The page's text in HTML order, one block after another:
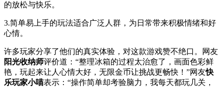
的放松与快乐。
3.简单易上手的玩法适合广泛人群，为日常带来积极情绪和好
心情。
许多玩家分享了他们的真实体验，对这款游戏赞不绝口。网友
阳光收纳师评价道：“整理冰箱的过程太治愈了，画面色彩鲜
艳，玩起来让人心情大好，无限金币让挑战更畅快！”网友快
乐玩家小喵表示：“操作简单却考验脑力，我每天都玩几关，